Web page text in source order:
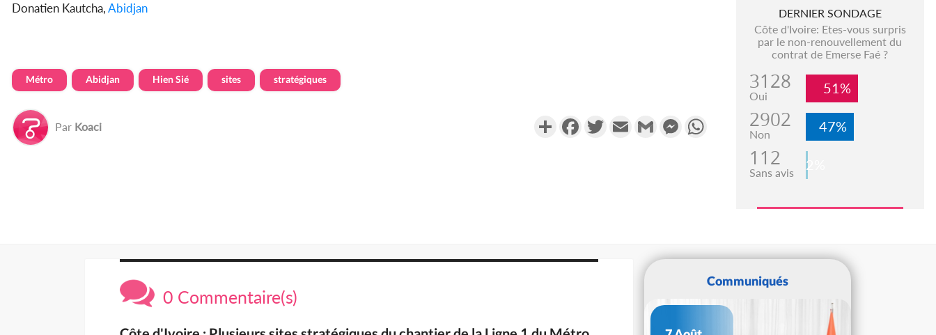
Donatien Kautcha,Abidjan
Métro Abidjan Hien Sié sites stratégiques
Par Koaci PartagerFacebookTwitterEmail Gmail MessengerWhatsApp
DERNIER SONDAGE
Côte d'Ivoire: Etes-vous surpris
par le non-renouvellement du
contrat de Emerse Faé ?
3128
Oui 51%
2902
Non 47%
112
Sans avis 2%
0 Commentaire(s)
Communiqués